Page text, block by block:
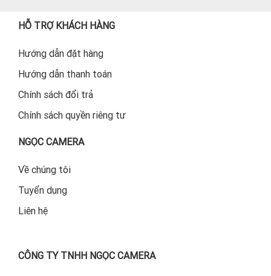
HỖ TRỢ KHÁCH HÀNG
Hướng dẫn đặt hàng
Hướng dẫn thanh toán
Chính sách đổi trả
Chính sách quyền riêng tư
NGỌC CAMERA
Về chúng tôi
Tuyển dụng
Liên hệ
CÔNG TY TNHH NGỌC CAMERA